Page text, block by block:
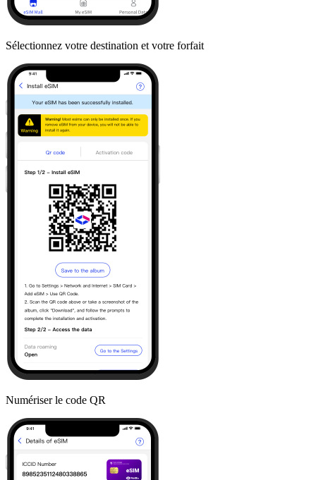
Sélectionnez votre destination et votre forfait
Numériser le code QR